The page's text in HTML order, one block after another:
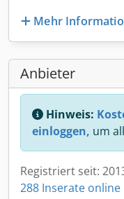
Mehr
Anbieter
Hinweis:
einloggen, um
Registriert seit:
288 Inserate online